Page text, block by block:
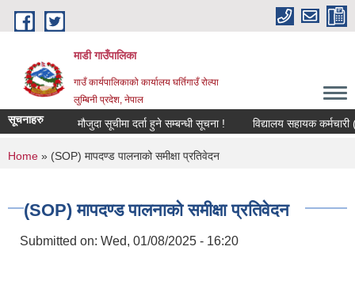
Skip to main content
माडी गाउँपालिका
गाउँ कार्यपालिकाको कार्यालय घर्तिगाउँ रोल्पा
लुम्बिनी प्रदेश, नेपाल
सूचनाहरु मौजुदा सूचीमा दर्ता हुने सम्बन्धी सूचना ! विद्यालय सहायक कर्मचारी
You are here
Home » (SOP) मापदण्ड पालनाको समीक्षा प्रतिवेदन
(SOP) मापदण्ड पालनाको समीक्षा प्रतिवेदन
Submitted on: Wed, 01/08/2025 - 16:20